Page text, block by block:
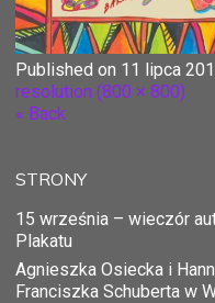
Published on 11 lipca
resolution (800 × 800)
« Back
STRONY
15 września – wieczór
Plakatu
Agnieszka Osiecka i
Franciszka Schuberta w